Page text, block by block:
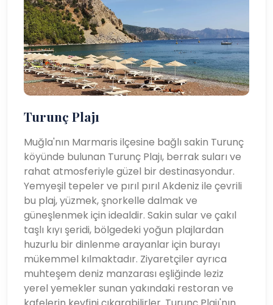
Turunç Plajı
Muğla'nın Marmaris ilçesine bağlı sakin Turunç
köyünde bulunan Turunç Plajı, berrak suları ve
rahat atmosferiyle güzel bir destinasyondur.
Yemyeşil tepeler ve pırıl pırıl Akdeniz ile çevrili
bu plaj, yüzmek, şnorkelle dalmak ve
güneşlenmek için idealdir. Sakin sular ve çakıl
taşlı kıyı şeridi, bölgedeki yoğun plajlardan
huzurlu bir dinlenme arayanlar için burayı
mükemmel kılmaktadır. Ziyaretçiler ayrıca
muhteşem deniz manzarası eşliğinde leziz
yerel yemekler sunan yakındaki restoran ve